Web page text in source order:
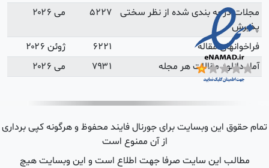
می ۲۰۲۶
ژوئن ۲۰۲۶
می ۲۰۲۶
هرگونه کپی برداری
وبسایت هیچ